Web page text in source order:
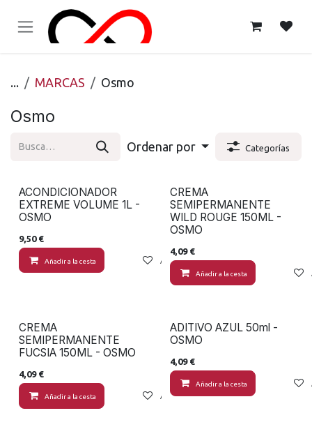
... MARCAS Osmo
Osmo
Ordenar por Categorías
ACONDICIONADOR
EXTREME VOLUME 1L -
OSMO
9,50€
Añadir a la cesta Añadir a lista de deseos
CREMA
SEMIPERMANENTE
WILD ROUGE 150ML -
OSMO
4,09€
Añadir a la cesta
CREMA
SEMIPERMANENTE
FUCSIA 150ML - OSMO
4,09€
Añadir a la cesta Añadir a lista de deseos
ADITIVO AZUL 50ml -
OSMO
4,09€
Añadir a la cesta